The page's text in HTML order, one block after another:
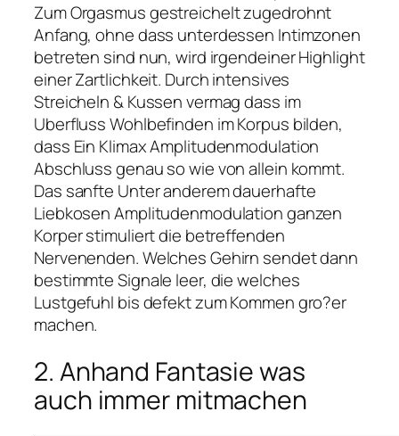
Zum Orgasmus gestreichelt zugedrohnt
Anfang, ohne dass unterdessen Intimzonen
betreten sind nun, wird irgendeiner Highlight
einer Zartlichkeit. Durch intensives
Streicheln & Kussen vermag dass im
Uberfluss Wohlbefinden im Korpus bilden,
dass Ein Klimax Amplitudenmodulation
Abschluss genau so wie von allein kommt.
Das sanfte Unter anderem dauerhafte
Liebkosen Amplitudenmodulation ganzen
Korper stimuliert die betreffenden
Nervenenden. Welches Gehirn sendet dann
bestimmte Signale leer, die welches
Lustgefuhl bis defekt zum Kommen gro?er
machen.
2. Anhand Fantasie was
auch immer mitmachen